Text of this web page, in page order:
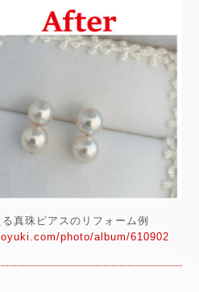
真珠ピアスのリフォーム例
photo/album/610902